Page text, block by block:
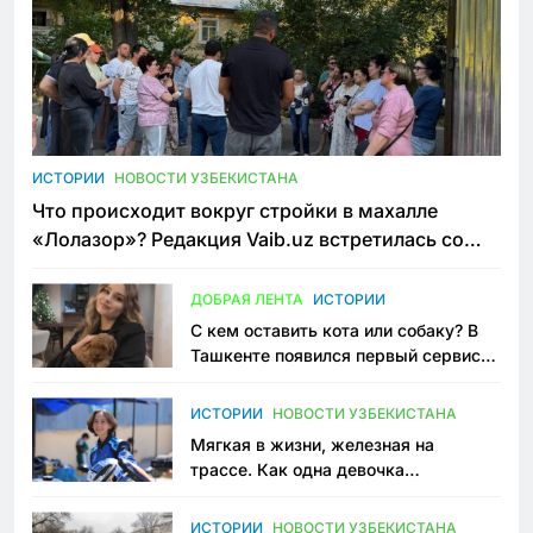
ИСТОРИИ НОВОСТИ УЗБЕКИСТАНА
Что происходит вокруг стройки в махалле
«Лолазор»? Редакция Vaib.uz встретилась со
ДОБРАЯ ЛЕНТА ИСТОРИИ
С кем оставить кота или собаку? В
Ташкенте появился первый сервис
ИСТОРИИ НОВОСТИ УЗБЕКИСТАНА
Мягкая в жизни, железная на
трассе. Как одна девочка
Узбекистане
ИСТОРИИ НОВОСТИ УЗБЕКИСТАНА